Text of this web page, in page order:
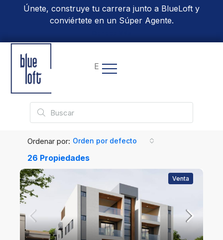
Únete, construye tu carrera junto a BlueLoft y
conviértete en un Súper Agente.
EN
26 Propiedades
Ordenar por: Orden por defecto
Venta